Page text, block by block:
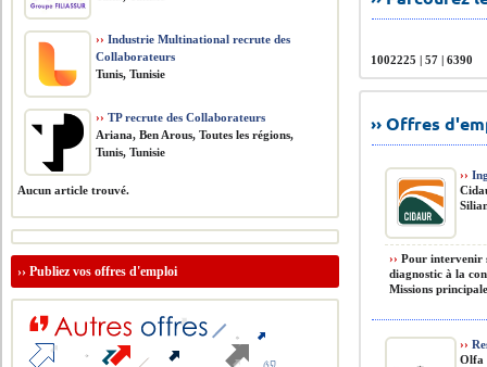
1002225 | 57 | 6390
›› Offres
››
›› Pour intervenir
diagnostic à la
Missions
››
Olfa
›› Industrie Multinational recrute des
Collaborateurs
Tunis, Tunisie
›› TP recrute des Collaborateurs
Ariana, Ben Arous, Toutes les régions,
Tunis, Tunisie
Aucun article trouvé.
››Publiez vos offres d'emploi